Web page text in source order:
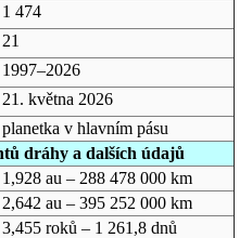
1 474
21
1997–2026
21. května 2026
planetka v hlavním pásu
dráhy a dalších údajů
1,928 au – 288 478 000 km
2,642 au – 395 252 000 km
3,455 roků – 1 261,8 dnů